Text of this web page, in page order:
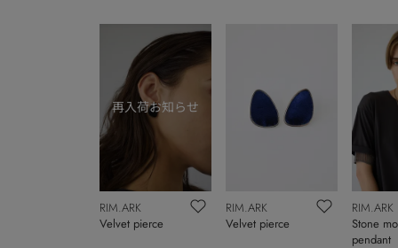
RIM.ARK
Velvet pierce
RIM.ARK
Velvet pierce
RIM.ARK
Stone
pendant